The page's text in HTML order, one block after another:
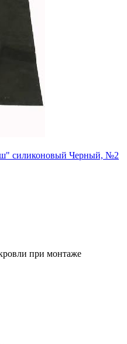
силиконовый Черный, №2
при монтаже